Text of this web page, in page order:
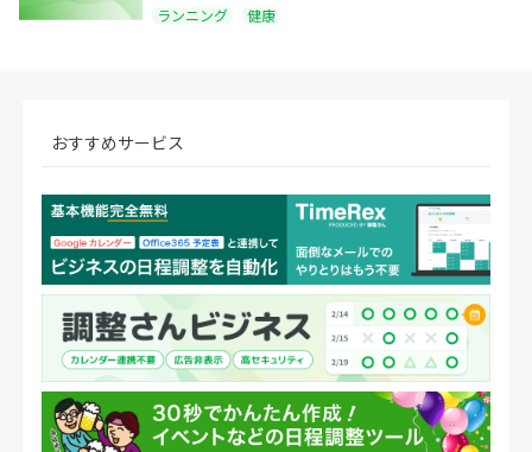
ランニング 健康
おすすめサービス